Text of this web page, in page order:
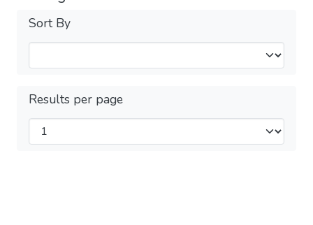
Sort By
Results per page